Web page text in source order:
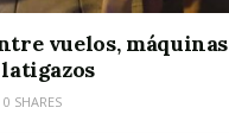
vuelos, máquinas
0 SHARES